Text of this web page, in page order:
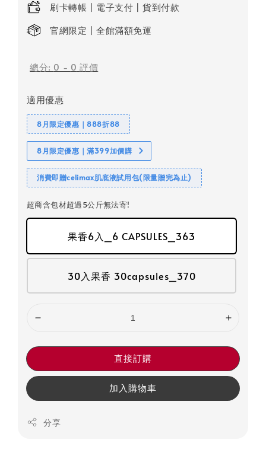
刷卡轉帳┃電子支付┃貨到付款
官網限定┃全館滿額免運
總分: 0 - 0 評價
適用優惠
8月限定優惠｜888折88
8月限定優惠｜滿399加價購
消費即贈celimax肌底液試用包(限量贈完為止)
超商含包材超過5公斤無法寄!
果香6入_6 CAPSULES_363
30入果香 30capsules_370
直接訂購
加入購物車
分享